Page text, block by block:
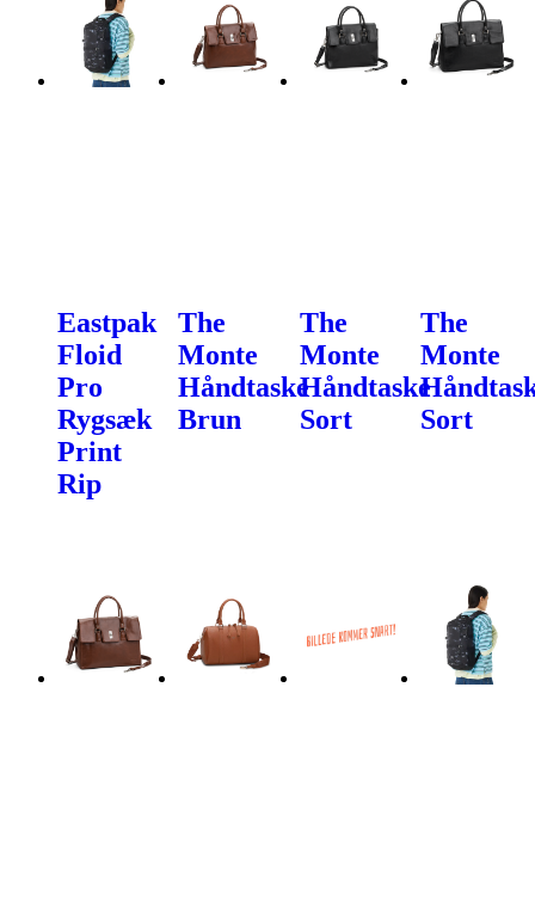
Eastpak
Floid
Pro
Rygsæk
Print
Rip
The
Monte
Håndtaske
Brun
The
Monte
Håndtaske
Sort
The
Monte
Sort